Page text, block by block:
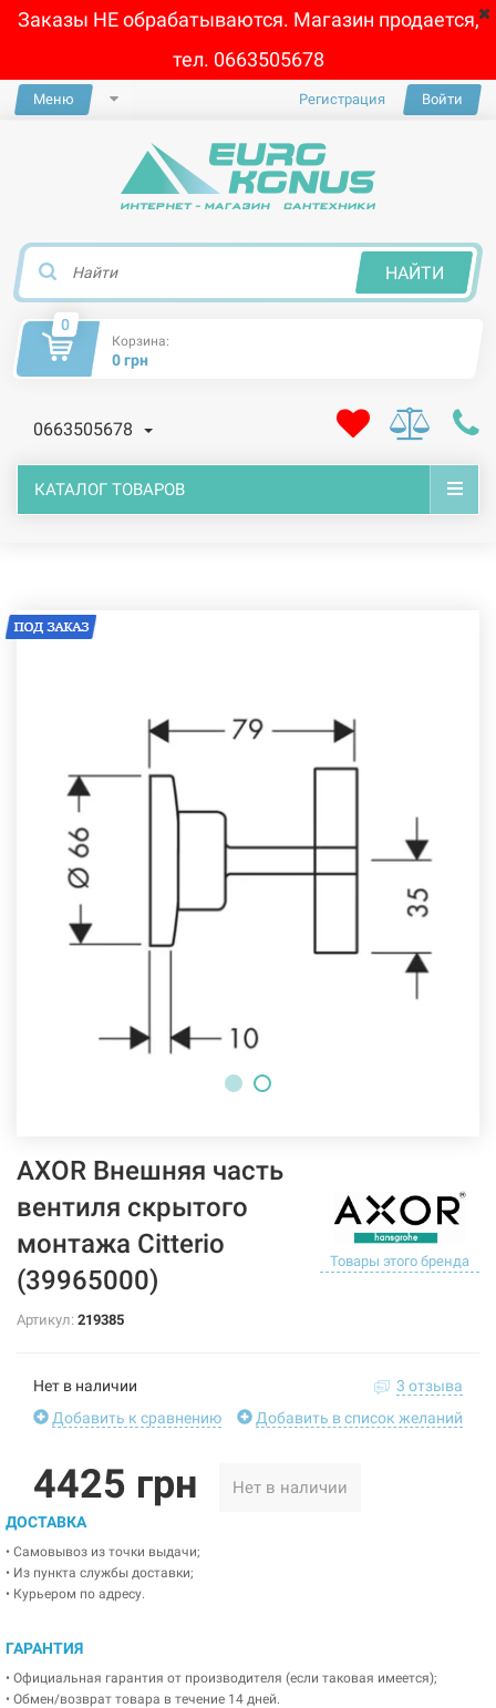
Заказы НЕ обрабатываются. Магазин продается,
тел. 0663505678
Меню Регистрация Войти
НАЙТИ
0
Корзина:
0 грн
0663505678
КАТАЛОГ ТОВАРОВ
AXOR Внешняя часть
вентиля скрытого
монтажа Citterio
(39965000)
Товары этого бренда
Артикул: 219385
Нет в наличии
3 отзыва
Добавить к сравнению
Добавить в список желаний
4425 грн Нет в наличии
ДОСТАВКА
• Самовывоз из точки выдачи;
• Из пункта службы доставки;
• Курьером по адресу.
ГАРАНТИЯ
• Официальная гарантия от производителя (если таковая имеется);
• Обмен/возврат товара в течение 14 дней.